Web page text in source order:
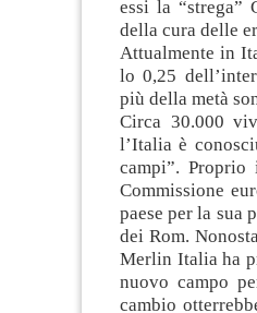
essi la “strega”
della cura delle
Attualmente in
lo 0,25
più della metà
Circa 30.000
l’Italia è
campi”.
Commissione
paese per la sua
dei Rom.
Merlin Italia ha
nuovo campo
cambio